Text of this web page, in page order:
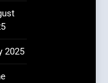
2025